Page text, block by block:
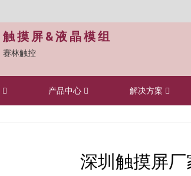
触摸屏&液晶模组
赛林触控
产品中心 解决方案
深圳触摸屏厂